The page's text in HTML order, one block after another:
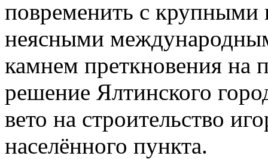
повременить с крупными
неясными
камнем преткновения на
решение Ялтинского
вето на строительство
населённого пункта.